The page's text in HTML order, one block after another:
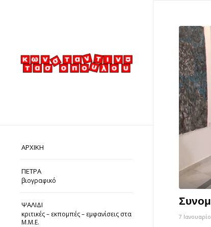
ΑΡΧΙΚΗ
ΠΕΤΡΑ
βιογραφικό
ΨΑΛΙΔΙ
κριτικές – εκπομπές – εμφανίσεις στα
Μ.Μ.Ε.
7